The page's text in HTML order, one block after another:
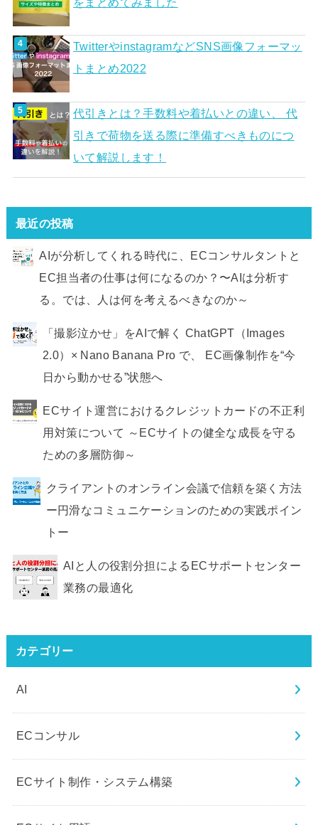
TwitterやinstagramなどSNS画像フォーマッ
トまとめ2022
代引きとは？手数料や着払いとの違い、 代
引きで荷物を送る際に準備すべきものにつ
いて解説します！
最近の投稿
AIが分析してくれる時代に、ECコンサルタントと
EC担当者の仕事は何になるのか？〜AIは分析す
る。では、人は何を考えるべきなのか～
「撮影泣かせ」をAIで解く ChatGPT（Images
2.0）× Nano Banana Pro で、 EC画像制作を“今
日から動かせる”状態へ
ECサイト運営におけるクレジットカードの不正利
用対策について ～ECサイトの健全な成長を守る
ための多層防御～
クライアントのオンライン会議で信頼を築く方法
ー円滑なコミュニケーションのための実践ポイン
トー
AIと人の役割分担によるECサポートセンター
業務の最適化
カテゴリー
AI
ECコンサル
ECサイト制作・システム構築